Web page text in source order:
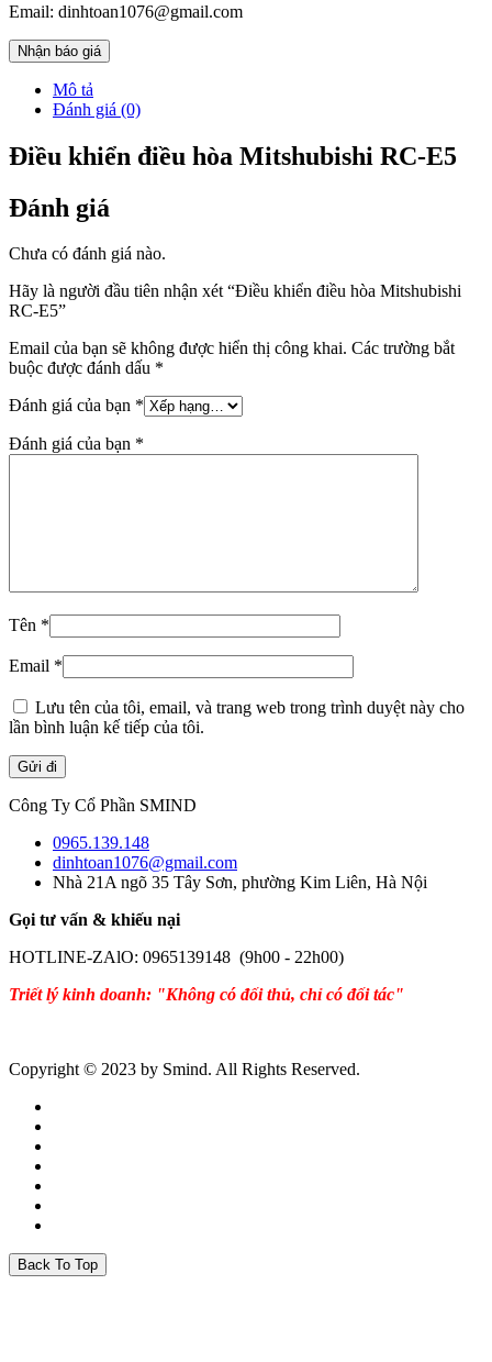
Email: dinhtoan1076@gmail.com
Nhận báo giá
Mô tả
Đánh giá (0)
Điều khiển điều hòa Mitshubishi RC-E5
Đánh giá
Chưa có đánh giá nào.
Hãy là người đầu tiên nhận xét “Điều khiển điều hòa Mitshubishi
RC-E5”
Email của bạn sẽ không được hiển thị công khai. Các trường bắt
buộc được đánh dấu *
Đánh giá của bạn *
Đánh giá của bạn *
Tên *
Email *
Lưu tên của tôi, email, và trang web trong trình duyệt này cho
lần bình luận kế tiếp của tôi.
Công Ty Cổ Phần SMIND
0965.139.148
dinhtoan1076@gmail.com
Nhà 21A ngõ 35 Tây Sơn, phường Kim Liên, Hà Nội
Gọi tư vấn & khiếu nại
HOTLINE-ZAlO: 0965139148 (9h00 - 22h00)
Triết lý kinh doanh: "Không có đối thủ, chỉ có đối tác"
Copyright © 2023 by Smind. All Rights Reserved.
Back To Top